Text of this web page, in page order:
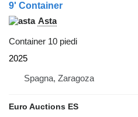
9' Container
Asta
Container 10 piedi
2025
Spagna, Zaragoza
Euro Auctions ES